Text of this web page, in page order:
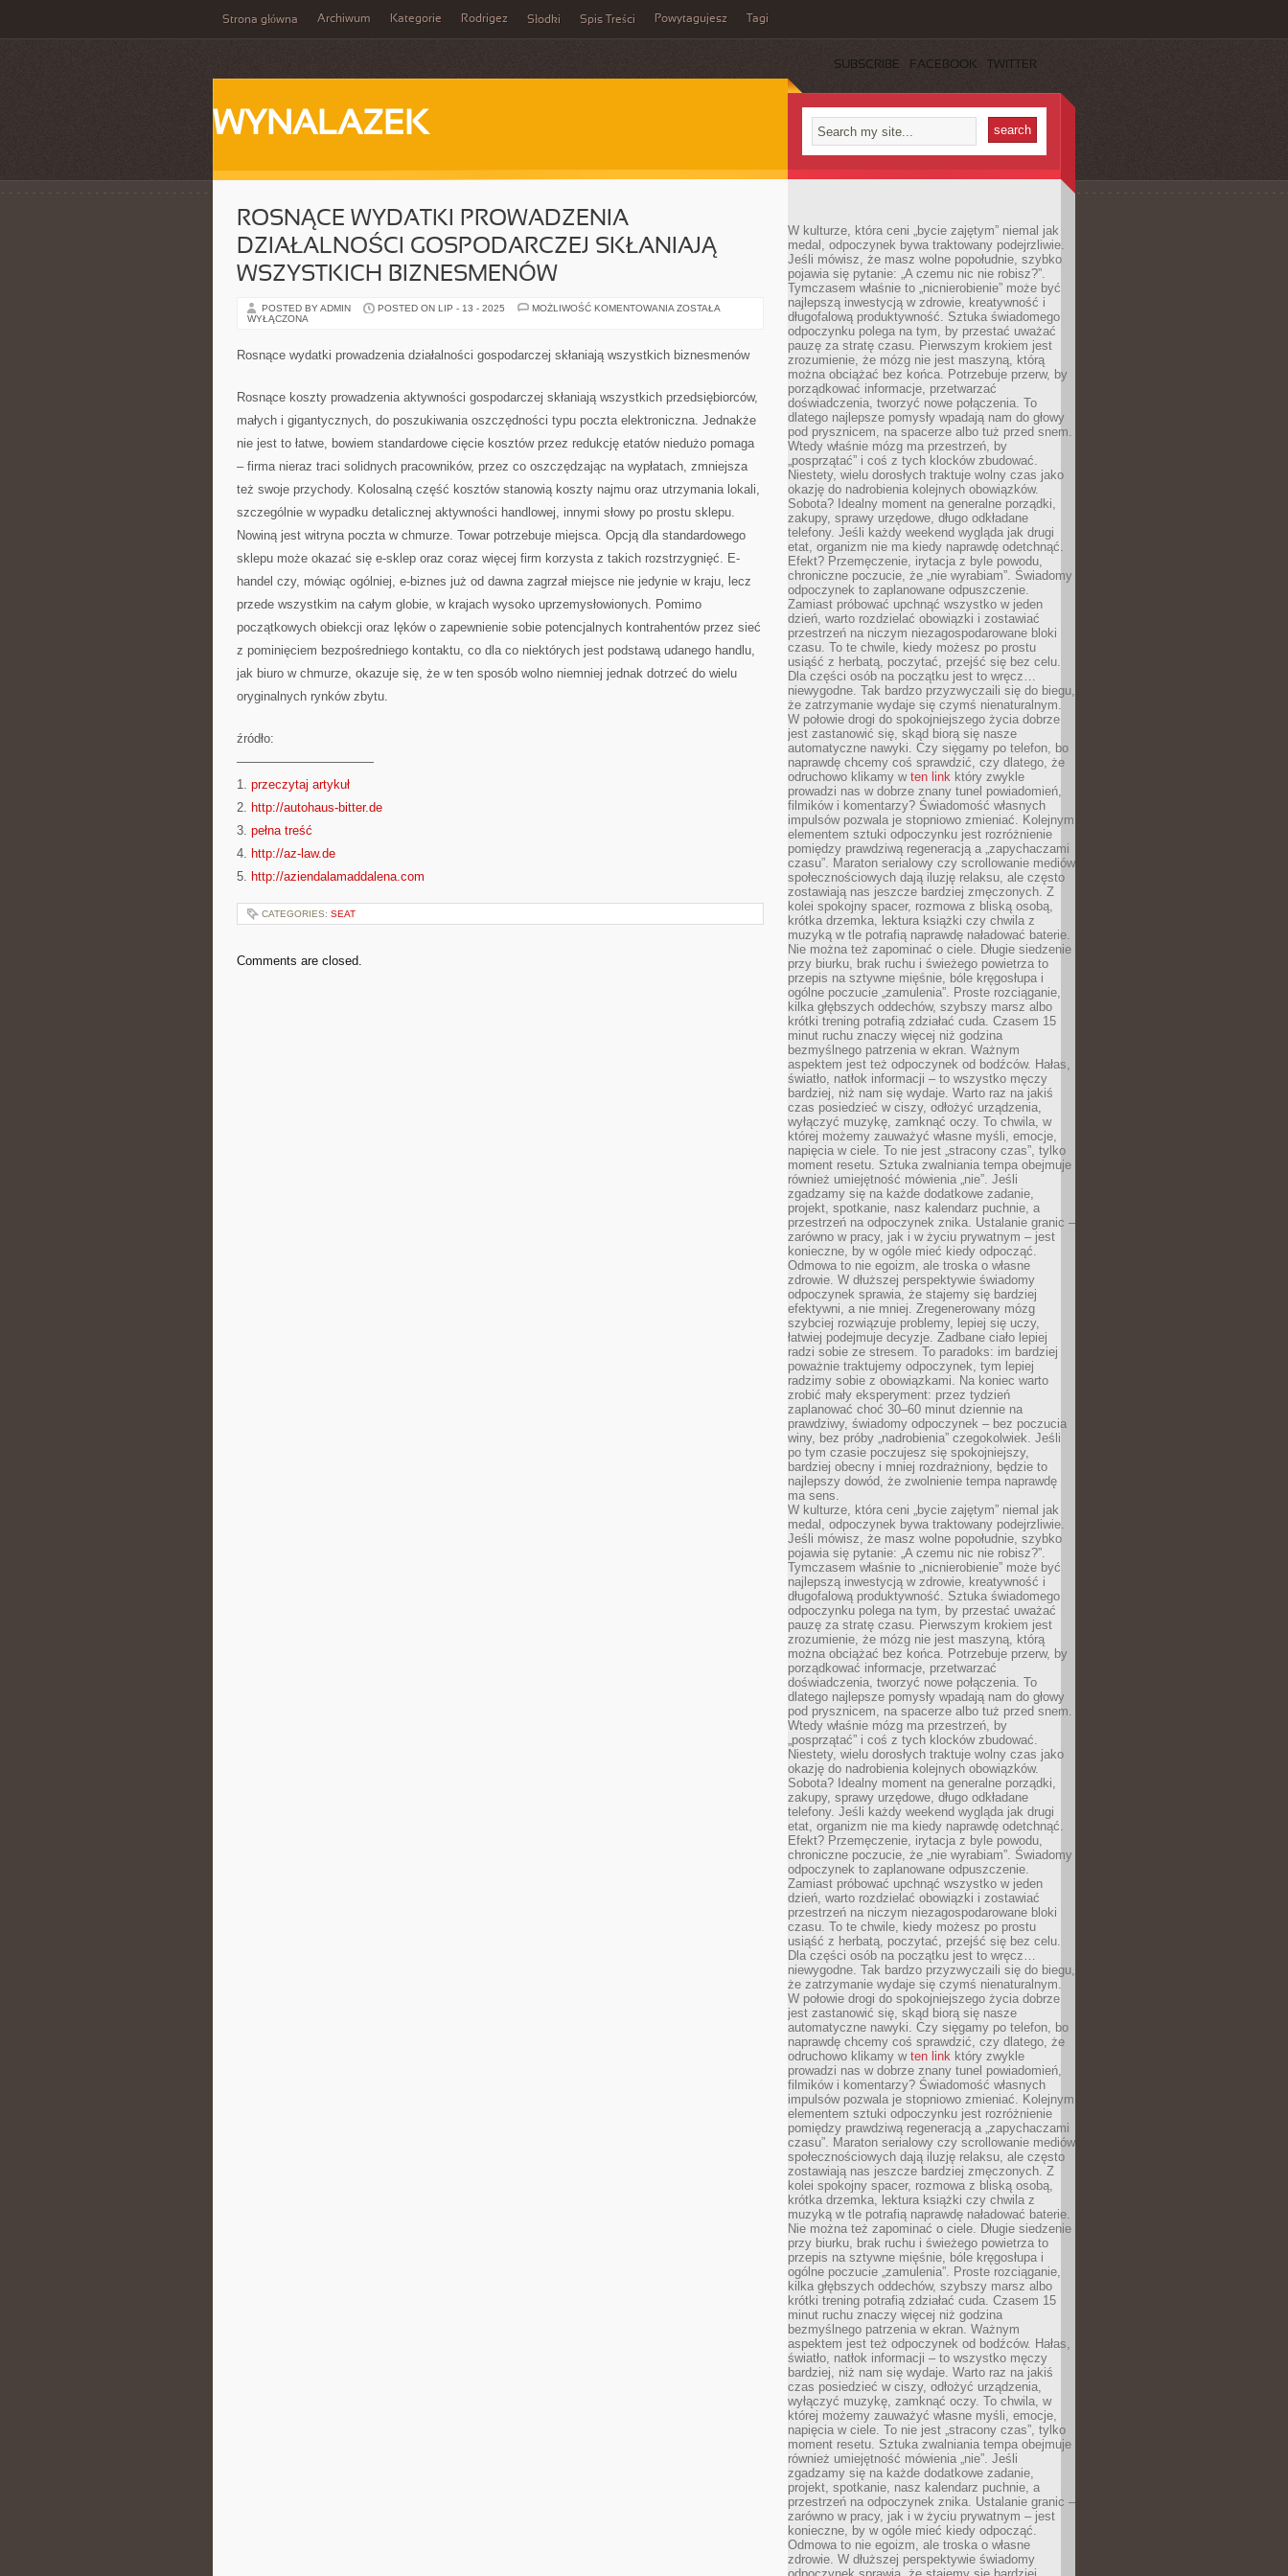
Strona główna Archiwum Kategorie Rodrigez Słodki Spis Treści Powytagujesz Tagi
SUBSCRIBE FACEBOOK TWITTER
WYNALAZEK
ROSNĄCE WYDATKI PROWADZENIA
DZIAŁALNOŚCI GOSPODARCZEJ SKŁANIAJĄ
WSZYSTKICH BIZNESMENÓW
POSTED BY ADMIN POSTED ON LIP - 13 - 2025 MOŻLIWOŚĆ KOMENTOWANIA ROSNĄCE
GOSPODARCZEJ
SKŁANIAJĄ
ZOSTAŁA
WYŁĄCZONA
Rosnące wydatki prowadzenia działalności gospodarczej skłaniają wszystkich biznesmenów
Rosnące koszty prowadzenia aktywności gospodarczej skłaniają wszystkich przedsiębiorców,
małych i gigantycznych, do poszukiwania oszczędności typu poczta elektroniczna. Jednakże
nie jest to łatwe, bowiem standardowe cięcie kosztów przez redukcję etatów niedużo pomaga
– firma nieraz traci solidnych pracowników, przez co oszczędzając na wypłatach, zmniejsza
też swoje przychody. Kolosalną część kosztów stanowią koszty najmu oraz utrzymania lokali,
szczególnie w wypadku detalicznej aktywności handlowej, innymi słowy po prostu sklepu.
Nowiną jest witryna poczta w chmurze. Towar potrzebuje miejsca. Opcją dla standardowego
sklepu może okazać się e-sklep oraz coraz więcej firm korzysta z takich rozstrzygnięć. E-
handel czy, mówiąc ogólniej, e-biznes już od dawna zagrzał miejsce nie jedynie w kraju, lecz
przede wszystkim na całym globie, w krajach wysoko uprzemysłowionych. Pomimo
początkowych obiekcji oraz lęków o zapewnienie sobie potencjalnych kontrahentów przez sieć
z pominięciem bezpośredniego kontaktu, co dla co niektórych jest podstawą udanego handlu,
jak biuro w chmurze, okazuje się, że w ten sposób wolno niemniej jednak dotrzeć do wielu
oryginalnych rynków zbytu.
źródło:
———————————
1. przeczytaj artykuł
2. http://autohaus-bitter.de
3. pełna treść
4. http://az-law.de
5. http://aziendalamaddalena.com
CATEGORIES: SEAT
Comments are closed.
W kulturze, która ceni „bycie zajętym” niemal jak
medal, odpoczynek bywa traktowany podejrzliwie.
Jeśli mówisz, że masz wolne popołudnie, szybko
pojawia się pytanie: „A czemu nic nie robisz?”.
Tymczasem właśnie to „nicnierobienie” może być
najlepszą inwestycją w zdrowie, kreatywność i
długofalową produktywność. Sztuka świadomego
odpoczynku polega na tym, by przestać uważać
pauzę za stratę czasu. Pierwszym krokiem jest
zrozumienie, że mózg nie jest maszyną, którą
można obciążać bez końca. Potrzebuje przerw, by
porządkować informacje, przetwarzać
doświadczenia, tworzyć nowe połączenia. To
dlatego najlepsze pomysły wpadają nam do głowy
pod prysznicem, na spacerze albo tuż przed snem.
Wtedy właśnie mózg ma przestrzeń, by
„posprzątać” i coś z tych klocków zbudować.
Niestety, wielu dorosłych traktuje wolny czas jako
okazję do nadrobienia kolejnych obowiązków.
Sobota? Idealny moment na generalne porządki,
zakupy, sprawy urzędowe, długo odkładane
telefony. Jeśli każdy weekend wygląda jak drugi
etat, organizm nie ma kiedy naprawdę odetchnąć.
Efekt? Przemęczenie, irytacja z byle powodu,
chroniczne poczucie, że „nie wyrabiam”. Świadomy
odpoczynek to zaplanowane odpuszczenie.
Zamiast próbować upchnąć wszystko w jeden
dzień, warto rozdzielać obowiązki i zostawiać
przestrzeń na niczym niezagospodarowane bloki
czasu. To te chwile, kiedy możesz po prostu
usiąść z herbatą, poczytać, przejść się bez celu.
Dla części osób na początku jest to wręcz…
niewygodne. Tak bardzo przyzwyczaili się do biegu,
że zatrzymanie wydaje się czymś nienaturalnym.
W połowie drogi do spokojniejszego życia dobrze
jest zastanowić się, skąd biorą się nasze
automatyczne nawyki. Czy sięgamy po telefon, bo
naprawdę chcemy coś sprawdzić, czy dlatego, że
odruchowo klikamy w ten link który zwykle
prowadzi nas w dobrze znany tunel powiadomień,
filmików i komentarzy? Świadomość własnych
impulsów pozwala je stopniowo zmieniać. Kolejnym
elementem sztuki odpoczynku jest rozróżnienie
pomiędzy prawdziwą regeneracją a „zapychaczami
czasu”. Maraton serialowy czy scrollowanie mediów
społecznościowych dają iluzję relaksu, ale często
zostawiają nas jeszcze bardziej zmęczonych. Z
kolei spokojny spacer, rozmowa z bliską osobą,
krótka drzemka, lektura książki czy chwila z
muzyką w tle potrafią naprawdę naładować baterie.
Nie można też zapominać o ciele. Długie siedzenie
przy biurku, brak ruchu i świeżego powietrza to
przepis na sztywne mięśnie, bóle kręgosłupa i
ogólne poczucie „zamulenia”. Proste rozciąganie,
kilka głębszych oddechów, szybszy marsz albo
krótki trening potrafią zdziałać cuda. Czasem 15
minut ruchu znaczy więcej niż godzina
bezmyślnego patrzenia w ekran. Ważnym
aspektem jest też odpoczynek od bodźców. Hałas,
światło, natłok informacji – to wszystko męczy
bardziej, niż nam się wydaje. Warto raz na jakiś
czas posiedzieć w ciszy, odłożyć urządzenia,
wyłączyć muzykę, zamknąć oczy. To chwila, w
której możemy zauważyć własne myśli, emocje,
napięcia w ciele. To nie jest „stracony czas”, tylko
moment resetu. Sztuka zwalniania tempa obejmuje
również umiejętność mówienia „nie”. Jeśli
zgadzamy się na każde dodatkowe zadanie,
projekt, spotkanie, nasz kalendarz puchnie, a
przestrzeń na odpoczynek znika. Ustalanie granic –
zarówno w pracy, jak i w życiu prywatnym – jest
konieczne, by w ogóle mieć kiedy odpocząć.
Odmowa to nie egoizm, ale troska o własne
zdrowie. W dłuższej perspektywie świadomy
odpoczynek sprawia, że stajemy się bardziej
efektywni, a nie mniej. Zregenerowany mózg
szybciej rozwiązuje problemy, lepiej się uczy,
łatwiej podejmuje decyzje. Zadbane ciało lepiej
radzi sobie ze stresem. To paradoks: im bardziej
poważnie traktujemy odpoczynek, tym lepiej
radzimy sobie z obowiązkami. Na koniec warto
zrobić mały eksperyment: przez tydzień
zaplanować choć 30–60 minut dziennie na
prawdziwy, świadomy odpoczynek – bez poczucia
winy, bez próby „nadrobienia” czegokolwiek. Jeśli
po tym czasie poczujesz się spokojniejszy,
bardziej obecny i mniej rozdrażniony, będzie to
najlepszy dowód, że zwolnienie tempa naprawdę
ma sens.
W kulturze, która ceni „bycie zajętym” niemal jak
medal, odpoczynek bywa traktowany podejrzliwie.
Jeśli mówisz, że masz wolne popołudnie, szybko
pojawia się pytanie: „A czemu nic nie robisz?”.
Tymczasem właśnie to „nicnierobienie” może być
najlepszą inwestycją w zdrowie, kreatywność i
długofalową produktywność. Sztuka świadomego
odpoczynku polega na tym, by przestać uważać
pauzę za stratę czasu. Pierwszym krokiem jest
zrozumienie, że mózg nie jest maszyną, którą
można obciążać bez końca. Potrzebuje przerw, by
porządkować informacje, przetwarzać
doświadczenia, tworzyć nowe połączenia. To
dlatego najlepsze pomysły wpadają nam do głowy
pod prysznicem, na spacerze albo tuż przed snem.
Wtedy właśnie mózg ma przestrzeń, by
„posprzątać” i coś z tych klocków zbudować.
Niestety, wielu dorosłych traktuje wolny czas jako
okazję do nadrobienia kolejnych obowiązków.
Sobota? Idealny moment na generalne porządki,
zakupy, sprawy urzędowe, długo odkładane
telefony. Jeśli każdy weekend wygląda jak drugi
etat, organizm nie ma kiedy naprawdę odetchnąć.
Efekt? Przemęczenie, irytacja z byle powodu,
chroniczne poczucie, że „nie wyrabiam”. Świadomy
odpoczynek to zaplanowane odpuszczenie.
Zamiast próbować upchnąć wszystko w jeden
dzień, warto rozdzielać obowiązki i zostawiać
przestrzeń na niczym niezagospodarowane bloki
czasu. To te chwile, kiedy możesz po prostu
usiąść z herbatą, poczytać, przejść się bez celu.
Dla części osób na początku jest to wręcz…
niewygodne. Tak bardzo przyzwyczaili się do biegu,
że zatrzymanie wydaje się czymś nienaturalnym.
W połowie drogi do spokojniejszego życia dobrze
jest zastanowić się, skąd biorą się nasze
automatyczne nawyki. Czy sięgamy po telefon, bo
naprawdę chcemy coś sprawdzić, czy dlatego, że
odruchowo klikamy w ten link który zwykle
prowadzi nas w dobrze znany tunel powiadomień,
filmików i komentarzy? Świadomość własnych
impulsów pozwala je stopniowo zmieniać. Kolejnym
elementem sztuki odpoczynku jest rozróżnienie
pomiędzy prawdziwą regeneracją a „zapychaczami
czasu”. Maraton serialowy czy scrollowanie mediów
społecznościowych dają iluzję relaksu, ale często
zostawiają nas jeszcze bardziej zmęczonych. Z
kolei spokojny spacer, rozmowa z bliską osobą,
krótka drzemka, lektura książki czy chwila z
muzyką w tle potrafią naprawdę naładować baterie.
Nie można też zapominać o ciele. Długie siedzenie
przy biurku, brak ruchu i świeżego powietrza to
przepis na sztywne mięśnie, bóle kręgosłupa i
ogólne poczucie „zamulenia”. Proste rozciąganie,
kilka głębszych oddechów, szybszy marsz albo
krótki trening potrafią zdziałać cuda. Czasem 15
minut ruchu znaczy więcej niż godzina
bezmyślnego patrzenia w ekran. Ważnym
aspektem jest też odpoczynek od bodźców. Hałas,
światło, natłok informacji – to wszystko męczy
bardziej, niż nam się wydaje. Warto raz na jakiś
czas posiedzieć w ciszy, odłożyć urządzenia,
wyłączyć muzykę, zamknąć oczy. To chwila, w
której możemy zauważyć własne myśli, emocje,
napięcia w ciele. To nie jest „stracony czas”, tylko
moment resetu. Sztuka zwalniania tempa obejmuje
również umiejętność mówienia „nie”. Jeśli
zgadzamy się na każde dodatkowe zadanie,
projekt, spotkanie, nasz kalendarz puchnie, a
przestrzeń na odpoczynek znika. Ustalanie granic –
zarówno w pracy, jak i w życiu prywatnym – jest
konieczne, by w ogóle mieć kiedy odpocząć.
Odmowa to nie egoizm, ale troska o własne
zdrowie. W dłuższej perspektywie świadomy